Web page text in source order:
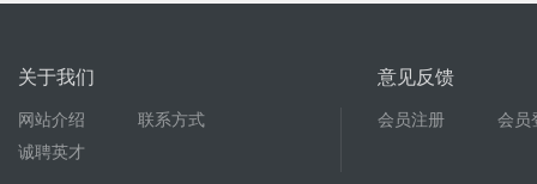
关于我们
网站介绍
联系方式
诚聘英才
意见反馈
会员注册 会员